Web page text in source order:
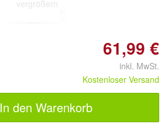
vergrößern
61,99 €
inkl. MwSt.
Kostenloser Versand
In den Warenkorb